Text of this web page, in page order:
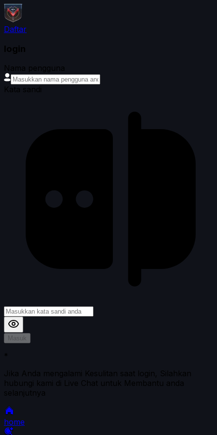
Daftar
login
Nama pengguna
Kata sandi
Masuk
*
Jika Anda mengalami Kesulitan saat login, Silahkan
hubungi kami di Live Chat untuk Membantu anda
selanjutnya
home